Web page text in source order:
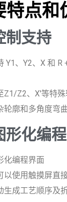
特点和
制支持
Y1、Y2、X 和 R
Z1/Z2、X'等特殊
轮廓和多角度弯
形化编程
化编程界面
以使用触摸屏直
生成工艺顺序及